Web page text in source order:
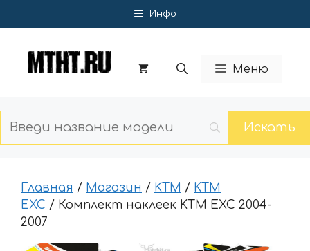
к
Инфо
Меню
Главная / Магазин / KTM / KTM
EXC / Комплект наклеек KTM EXC 2004-
2007